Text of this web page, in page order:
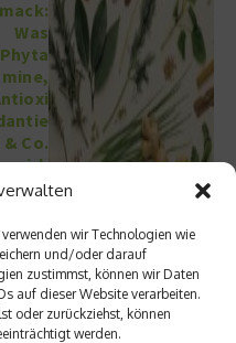
wir Technologien wie
und/oder darauf
zustimmst, können wir Daten
auf dieser Website verarbeiten.
oder zurückziehst, können
werden.
mack:
Was
Phyta
mine,
& Co.
en
n